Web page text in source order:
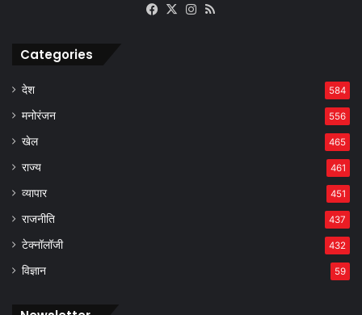
Facebook
X Instagram
Categories
देश 584
मनोरंजन 556
खेल 465
राज्य 461
व्यापार 451
राजनीति 437
टेक्नॉलॉजी 432
विज्ञान 59